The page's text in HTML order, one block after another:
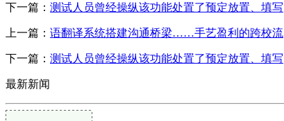
下一篇： 测试人员曾经操纵该功能处置了预定放置、填写
上一篇： 语翻译系统搭建沟通桥梁……手艺盈利的跨校流
下一篇： 测试人员曾经操纵该功能处置了预定放置、填写
最新新闻